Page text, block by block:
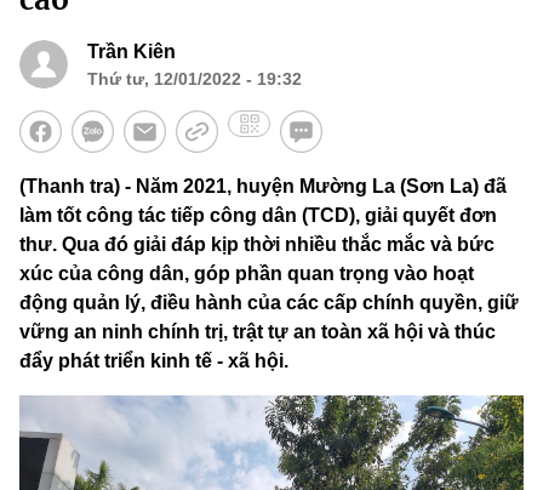
Trần Kiên
Thứ tư, 12/01/2022 - 19:32
(Thanh tra) - Năm 2021, huyện Mường La (Sơn La) đã
làm tốt công tác tiếp công dân (TCD), giải quyết đơn
thư. Qua đó giải đáp kịp thời nhiều thắc mắc và bức
xúc của công dân, góp phần quan trọng vào hoạt
động quản lý, điều hành của các cấp chính quyền, giữ
vững an ninh chính trị, trật tự an toàn xã hội và thúc
đẩy phát triển kinh tế - xã hội.